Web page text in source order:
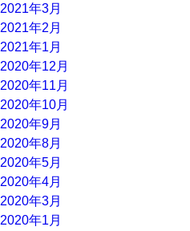
2021年3月
2021年2月
2021年1月
2020年12月
2020年11月
2020年10月
2020年9月
2020年8月
2020年5月
2020年4月
2020年3月
2020年1月